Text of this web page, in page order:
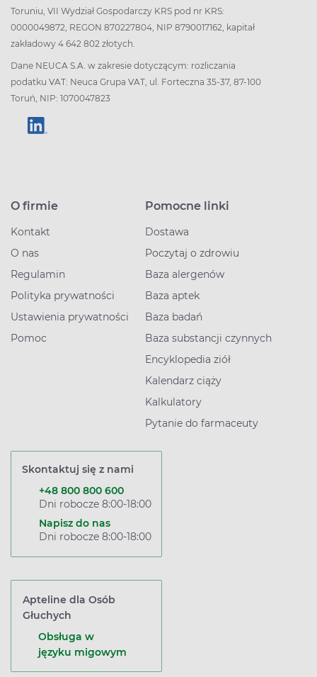
Toruniu, VII Wydział Gospodarczy KRS pod nr KRS:
0000049872, REGON 870227804, NIP 8790017162, kapitał
zakładowy 4 642 802 złotych.
Dane NEUCA S.A. w zakresie dotyczącym: rozliczania
podatku VAT: Neuca Grupa VAT, ul. Forteczna 35-37, 87-100
Toruń, NIP: 1070047823
O firmie
Kontakt
O nas
Regulamin
Polityka prywatności
Ustawienia prywatności
Pomoc
Pomocne linki
Dostawa
Poczytaj o zdrowiu
Baza alergenów
Baza aptek
Baza badań
Baza substancji czynnych
Encyklopedia ziół
Kalendarz ciąży
Kalkulatory
Pytanie do farmaceuty
Skontaktuj się z nami
+48 800 800 600
Dni robocze 8:00-18:00
Napisz do nas
Dni robocze 8:00-18:00
Apteline dla Osób
Głuchych
Obsługa w
języku migowym